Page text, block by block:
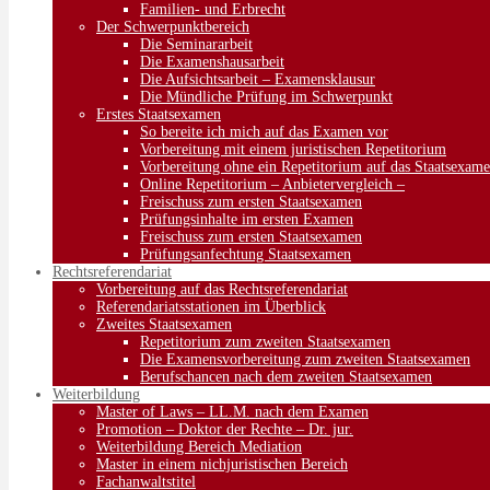
Familien- und Erbrecht
Der Schwerpunktbereich
Die Seminararbeit
Die Examenshausarbeit
Die Aufsichtsarbeit – Examensklausur
Die Mündliche Prüfung im Schwerpunkt
Erstes Staatsexamen
So bereite ich mich auf das Examen vor
Vorbereitung mit einem juristischen Repetitorium
Vorbereitung ohne ein Repetitorium auf das
Online Repetitorium – Anbietervergleich –
Freischuss zum ersten Staatsexamen
Prüfungsinhalte im ersten Examen
Freischuss zum ersten Staatsexamen
Prüfungsanfechtung Staatsexamen
Rechtsreferendariat
Vorbereitung auf das Rechtsreferendariat
Referendariatsstationen im Überblick
Zweites Staatsexamen
Repetitorium zum zweiten Staatsexamen
Die Examensvorbereitung zum zweiten Staatsexamen
Berufschancen nach dem zweiten Staatsexamen
Weiterbildung
Master of Laws – LL.M. nach dem Examen
Promotion – Doktor der Rechte – Dr. jur.
Weiterbildung Bereich Mediation
Master in einem nichjuristischen Bereich
Fachanwaltstitel